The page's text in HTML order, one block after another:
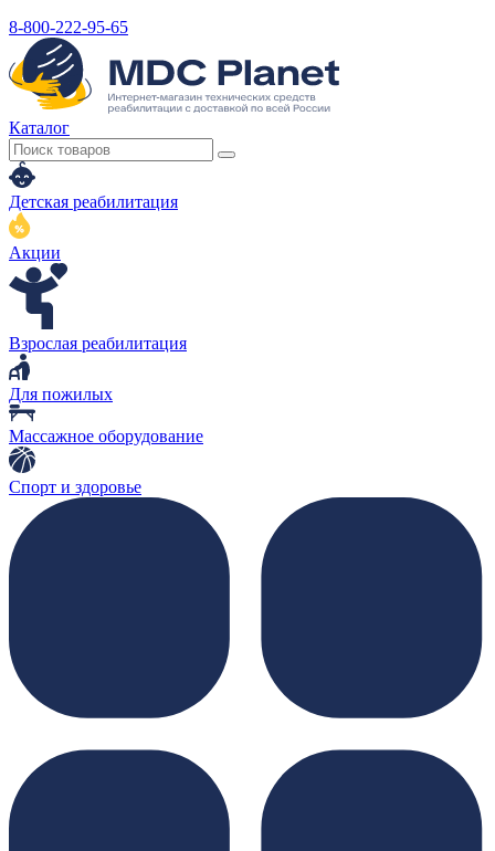
8-800-222-95-65
Каталог
Детская реабилитация
Акции
Взрослая реабилитация
Для пожилых
Массажное оборудование
Спорт и здоровье